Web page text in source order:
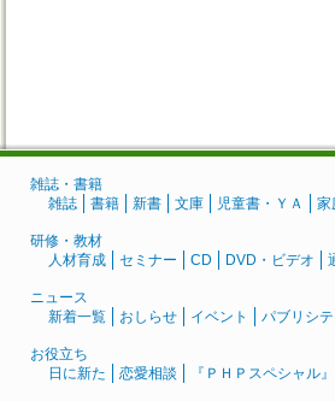
雑誌・書籍
雑誌
書籍 新書 文庫 児童書・ＹＡ 家
研修・教材
人材育成
セミナー CD DVD・ビデオ
ニュース
新着一覧
おしらせ イベント パブリシテ
お役立ち
日に新た
恋愛相談 『ＰＨＰスペシャル